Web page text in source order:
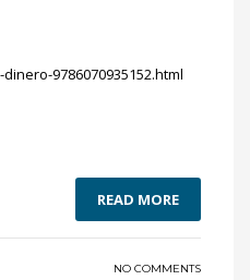
9786070935152.html
READ MORE
NO COMMENTS